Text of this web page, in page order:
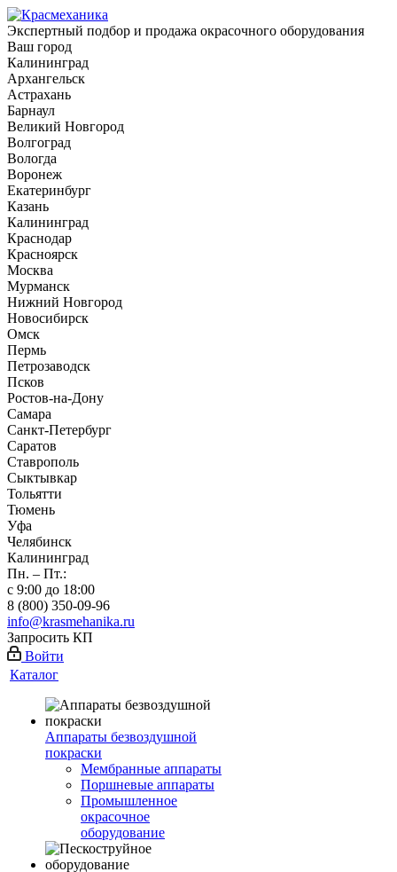
Экспертный подбор и продажа окрасочного оборудования
Ваш город
Калининград
Архангельск
Астрахань
Барнаул
Великий Новгород
Волгоград
Вологда
Воронеж
Екатеринбург
Казань
Калининград
Краснодар
Красноярск
Москва
Мурманск
Нижний Новгород
Новосибирск
Омск
Пермь
Петрозаводск
Псков
Ростов-на-Дону
Самара
Санкт-Петербург
Саратов
Ставрополь
Сыктывкар
Тольятти
Тюмень
Уфа
Челябинск
Калининград
Пн. – Пт.:
с 9:00 до 18:00
8 (800) 350-09-96
info@krasmehanika.ru
Запросить КП
Войти
Каталог
Аппараты безвоздушной
покраски
Мембранные аппараты
Поршневые аппараты
Промышленное
окрасочное
оборудование